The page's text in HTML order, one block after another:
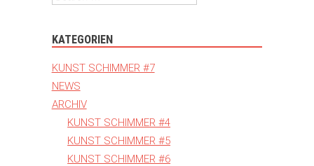
KATEGORIEN
KUNST SCHIMMER #7
NEWS
ARCHIV
KUNST SCHIMMER #4
KUNST SCHIMMER #5
KUNST SCHIMMER #6